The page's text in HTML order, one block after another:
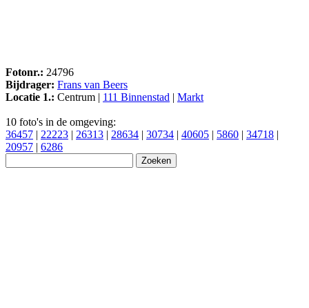
Fotonr.: 24796
Bijdrager: Frans van Beers
Locatie 1.: Centrum | 111 Binnenstad | Markt
10 foto's in de omgeving:
36457 | 22223 | 26313 | 28634 | 30734 | 40605 | 5860 | 34718 |
20957 | 6286